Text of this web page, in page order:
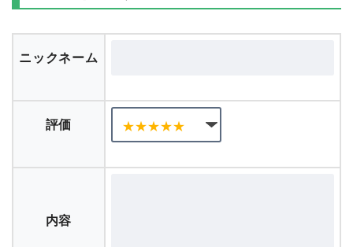
ニックネーム
評価
内容